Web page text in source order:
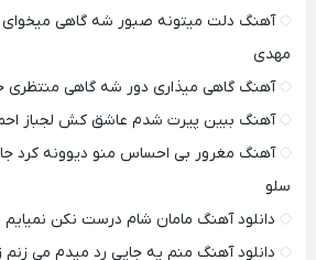
آهنگ دلت میتونه صبور شه گاهی
مهدی
آهنگ گاهی میذاری دور شه گاهی
آهنگ ببین پیرت شدم عاشق کش لجباز
آهنگ مغرور بی احساس منو دیوونه کرد
سلو
دانلود آهنگ مامان شام درست نکن
دانلود آهنگ منم یه جایی رد میدم می زنم